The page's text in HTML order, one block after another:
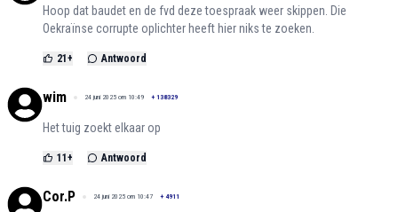
Hoop dat baudet en de fvd deze toespraak weer skippen. Die
Oekraïnse corrupte oplichter heeft hier niks te zoeken.
21 + Antwoord
wim 24 juni 2025 om 10:49 + 138329
Het tuig zoekt elkaar op
11 + Antwoord
Cor.P 24 juni 2025 om 10:47 + 4911